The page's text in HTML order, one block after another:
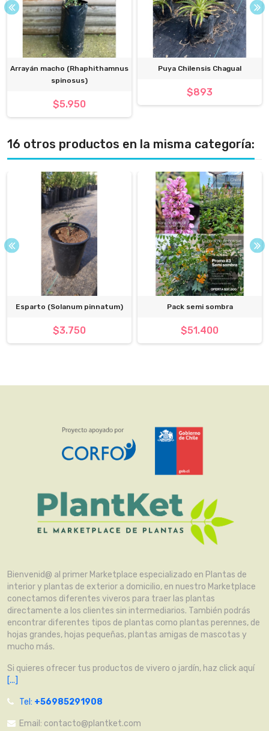
Arrayán macho (Rhaphithamnus
spinosus)
$5.950
Puya Chilensis Chagual
$893
16 otros productos en la misma categoría:
Esparto (Solanum pinnatum)
$3.750
Pack semi sombra
$51.400
Bienvenid@ al primer Marketplace especializado en Plantas de
interior y plantas de exterior a domicilio, en nuestro Marketplace
conectamos diferentes viveros para traer las plantas
directamente a los clientes sin intermediarios. También podrás
encontrar diferentes tipos de plantas como plantas perennes, de
hojas grandes, hojas pequeñas, plantas amigas de mascotas y
mucho más.
Si quieres ofrecer tus productos de vivero o jardín, haz click aquí
[...]
Tel: +56985291908
Email: contacto@plantket.com